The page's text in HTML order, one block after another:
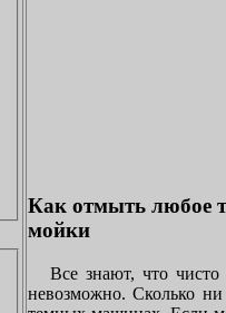
Как отмыть любое
мойки
Все знают, что чисто
невозможно. Сколько